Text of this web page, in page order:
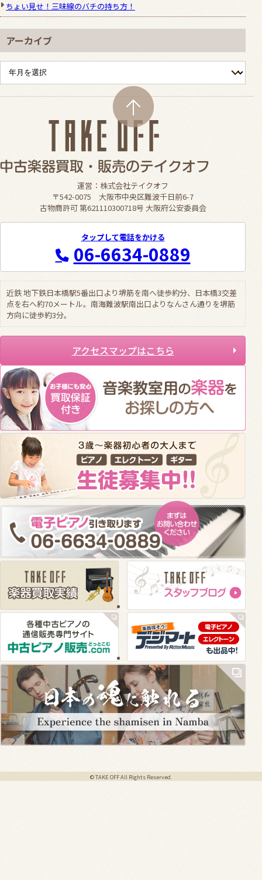
ちょい見せ！三味線のバチの持ち方！
アーカイブ
運営：株式会社テイクオフ
〒542-0075 大阪市中央区難波千日前6-7
古物商許可 第621110300718号 大阪府公安委員会
タップして電話をかける
06-6634-0889
近鉄 地下鉄日本橋駅5番出口より堺筋を南へ徒歩約分、日本橋3交差
点を右へ約70メートル。南海難波駅南出口よりなんさん通りを堺筋
方向に徒歩約3分。
アクセスマップはこちら
© TAKE OFF All Rights Reserved.